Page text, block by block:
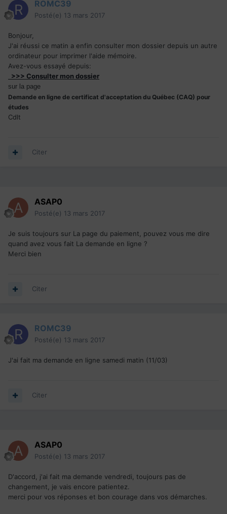
ROMC39
Posté(e) 13 mars 2017
Bonjour,
J'ai réussi ce matin a enfin consulter mon dossier depuis un autre
ordinateur pour imprimer l'aide mémoire.
Avez-vous essayé depuis:
>>> Consulter mon dossier
sur la page
Demande en ligne de certificat d'acceptation du Québec (CAQ) pour
études
Cdlt
Citer
ASAP0
Posté(e) 13 mars 2017
Je suis toujours sur La page du paiement, pouvez vous me dire
quand avez vous fait La demande en ligne ?
Merci bien
Citer
ROMC39
Posté(e) 13 mars 2017
J'ai fait ma demande en ligne samedi matin (11/03)
Citer
ASAP0
Posté(e) 13 mars 2017
D'accord, j'ai fait ma demande vendredi, toujours pas de
changement, je vais encore patientez.
merci pour vos réponses et bon courage dans vos démarches.